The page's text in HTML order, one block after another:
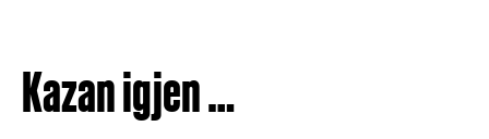
Kazan igjen …